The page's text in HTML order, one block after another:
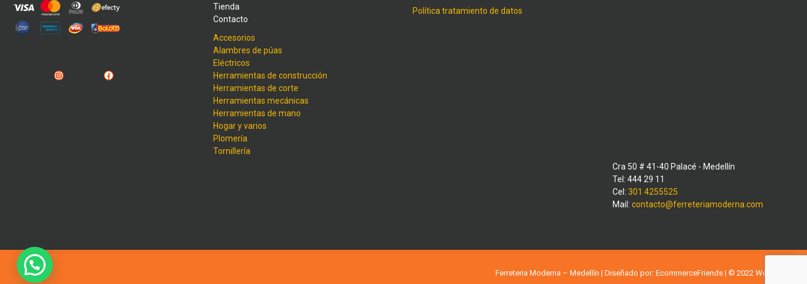
Instagram Facebook
Tienda
Contacto
Accesorios
Alambres de púas
Eléctricos
Herramientas de construcción
Herramientas de corte
Herramientas mecánicas
Herramientas de mano
Hogar y varios
Plomería
Tornillería
Política tratamiento de datos
Cra 50 # 41-40 Palacé - Medellín
Tel: 444 29 11
Cel: 301 4255525
Mail: contacto@ferreteriamoderna.com
Ferreteria Moderna – Medellín | Diseñado por: EcommerceFriends | © 2022 WordPress